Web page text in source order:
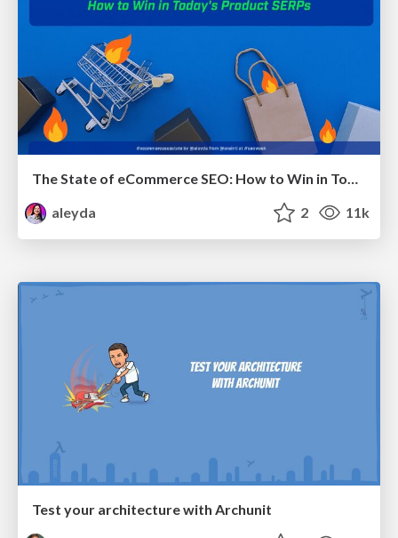
The State of eCommerce SEO: How to Win in Today's Products SERPs - #SEOweek
aleyda
2 11k
Test your architecture with Archunit